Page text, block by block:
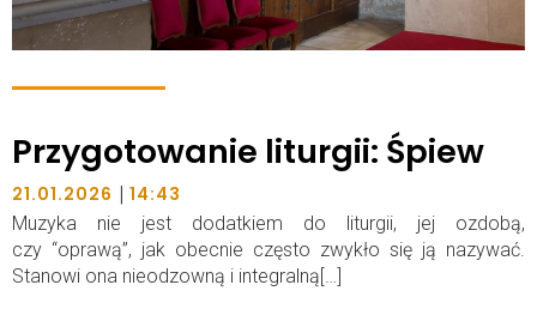
Przygotowanie liturgii: Śpiew
21.01.2026 | 14:43
Muzyka nie jest dodatkiem do liturgii, jej ozdobą,
czy “oprawą”, jak obecnie często zwykło się ją nazywać.
Stanowi ona nieodzowną i integralną[…]